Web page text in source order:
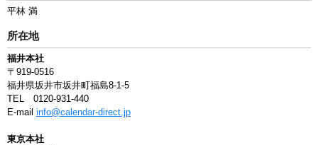
平林 満
所在地
福井本社
〒919-0516
福井県坂井市坂井町福島8-1-5
TEL 0120-931-440
E-mail info@calendar-direct.jp
東京本社